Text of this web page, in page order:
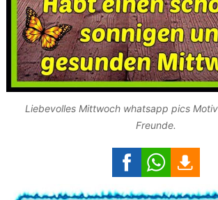
Liebevolles Mittwoch whatsapp pics
Freunde.